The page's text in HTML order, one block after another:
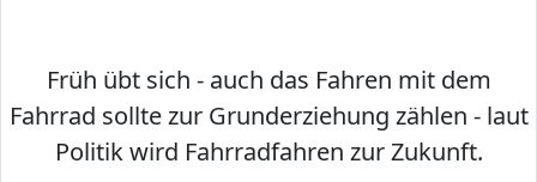
Früh übt sich - auch das Fahren mit dem
Fahrrad sollte zur Grunderziehung zählen - laut
Politik wird Fahrradfahren zur Zukunft.